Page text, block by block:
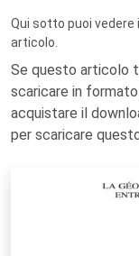
Qui sotto puoi vedere
articolo.
Se questo articolo
scaricare in
acquistare il
per scaricare